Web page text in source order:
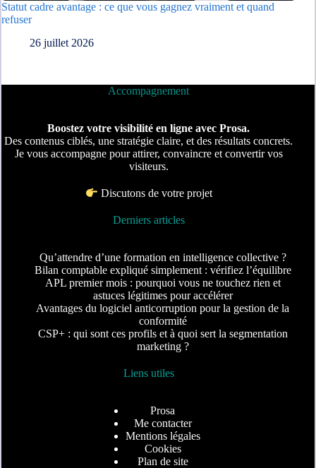
Statut cadre avantage : ce que vous gagnez vraiment et quand
refuser
26 juillet 2026
Accompagnement
Boostez votre visibilité en ligne avec Prosa.
Des contenus ciblés, une stratégie claire, et des résultats concrets.
Je vous accompagne pour attirer, convaincre et convertir vos
visiteurs.
Discutons de votre projet
Derniers articles
Qu’attendre d’une formation en intelligence collective ?
Bilan comptable expliqué simplement : vérifiez l’équilibre
APL premier mois : pourquoi vous ne touchez rien et
astuces légitimes pour accélérer
Avantages du logiciel anticorruption pour la gestion de la
conformité
CSP+ : qui sont ces profils et à quoi sert la segmentation
marketing ?
Liens utiles
Prosa
Me contacter
Mentions légales
Cookies
Plan de site